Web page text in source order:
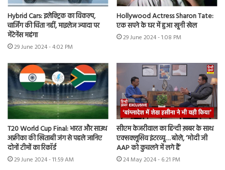
Hybrid Cars: इलेक्ट्रिक का विकल्प,
चार्जिंग की चिंता नहीं, माइलेज ज्यादा पर
मेंटेनेंस महंगा
29 June 2024 - 4:02 PM
Hollywood Actress Sharon Tate:
एक सपने के घर में हुआ खूनी खेल
29 June 2024 - 1:08 PM
T20 World Cup Final: भारत और साउथ
अफ्रीका की खिताबी जंग से पहले जानिए
दोनों टीमों का रिकॉर्ड
29 June 2024 - 11:59 AM
सीएम केजरीवाल का हिन्दी ख़बर के साथ
एक्सक्लूसिव इंटरव्यू… बोले, ‘मोदी जी
AAP को कुचलने में लगे हैं’
24 May 2024 - 6:21 PM